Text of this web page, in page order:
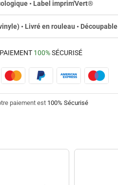
• Label imprim'Vert®
• Livré en rouleau • Découpable
PAIEMENT 100%SÉCURISÉ
paiement est 100% Sécurisé